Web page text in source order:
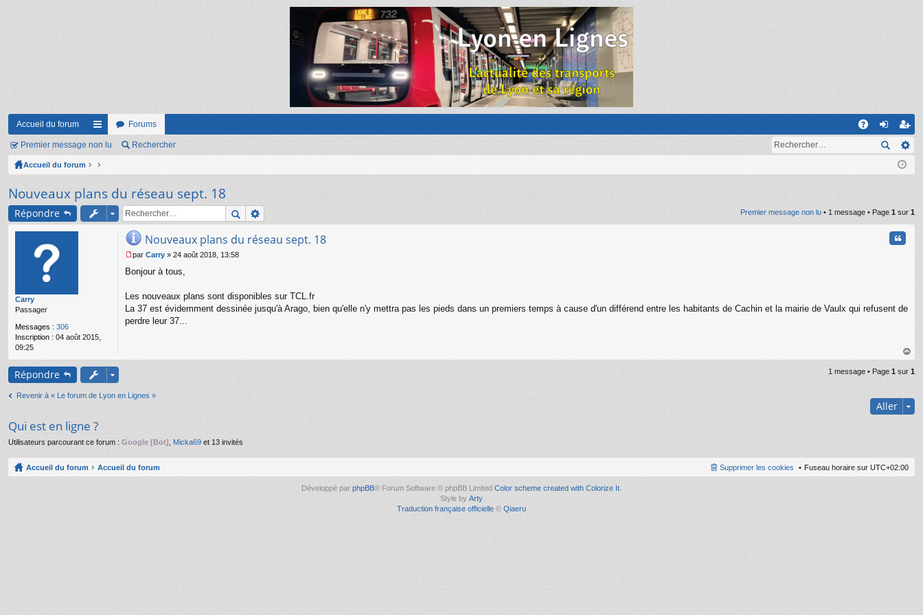
Accueil du forum
ac
co
ci
s
Forums
on ns
cri
Premier message non lu Rechercher
Accueil du forum
Nouveaux plans du réseau sept. 18
Répondre Premier message non lu • 1 message • Page 1 sur 1
Carry
Passager
Messages : 306
Inscription : 04 août 2015,
09:25
Nouveaux plans du réseau sept. 18
e
s
g
e
par Carry » 24 août 2018, 13:58
Bonjour à tous,
Les nouveaux plans sont disponibles sur TCL.fr
La 37 est évidemment dessinée jusqu'à Arago, bien qu'elle n'y mettra pas les pieds dans un premiers temps à cause d'un différend entre les habitants de Cachin et la mairie de Vaulx qui refusent de
perdre leur 37...
au
t
Répondre 1 message • Page 1 sur 1
Revenir à « Le forum de Lyon en Lignes »
Aller
Qui est en ligne ?
Utilisateurs parcourant ce forum : Google [Bot] Micka69 et 13 invités
Accueil du forum Accueil du forum Fuseau horaire sur UTC+02:00
Supprimer les cookies
Développé par phpBB® Forum Software © phpBB Limited Color scheme created with Colorize It
Style by Arty
Traduction française officielle © Qiaeru